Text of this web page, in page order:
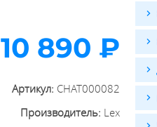
10 890 ₽
Артикул: CHAT000082
Производитель: Lex